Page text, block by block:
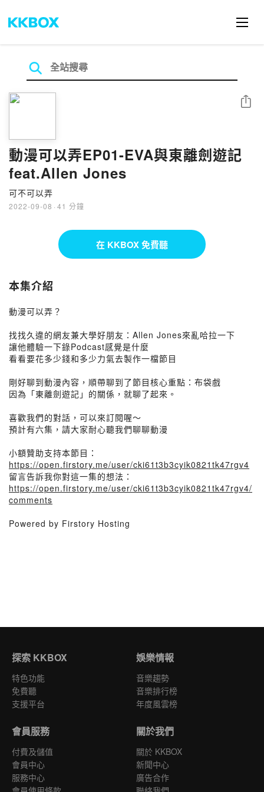
動漫可以弄EP01-EVA與東離劍遊記
feat.Allen Jones
可不可以弄
2022-09-08 · 41 分鐘
分享
在 KKBOX 免費聽
本集介紹
動漫可以弄？
找找久違的網友兼大學好朋友：Allen Jones來亂哈拉一下
讓他體驗一下錄Podcast感覺是什麼
看看要花多少錢和多少力氣去製作一檔節目
剛好聊到動漫內容，順帶聊到了節目核心重點：布袋戲
因為「東離劍遊記」的關係，就聊了起來。
喜歡我們的對話，可以來訂閱喔～
預計有六集，請大家耐心聽我們聊聊動漫
小額贊助支持本節目：
https://open.firstory.me/user/cki61t3b3cyik0821tk47rgv4
留言告訴我你對這一集的想法：
https://open.firstory.me/user/cki61t3b3cyik0821tk47rgv4/
comments
Powered by Firstory Hosting
探索 KKBOX
特色功能
免費聽
支援平台
娛樂情報
音樂趨勢
音樂排行榜
年度風雲榜
會員服務
付費及儲值
會員中心
服務中心
關於我們
關於 KKBOX
新聞中心
廣告合作